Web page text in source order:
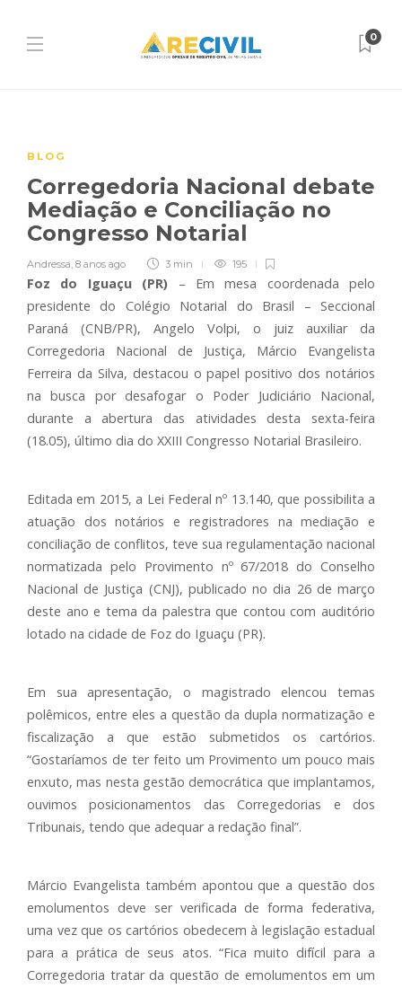
0
BLOG
Corregedoria Nacional debate
Mediação e Conciliação no
Congresso Notarial
Andressa, 8 anos ago 3 min 195
Foz do Iguaçu (PR) – Em mesa coordenada pelo
presidente do Colégio Notarial do Brasil – Seccional
Paraná (CNB/PR), Angelo Volpi, o juiz auxiliar da
Corregedoria Nacional de Justiça, Márcio Evangelista
Ferreira da Silva, destacou o papel positivo dos notários
na busca por desafogar o Poder Judiciário Nacional,
durante a abertura das atividades desta sexta-feira
(18.05), último dia do XXIII Congresso Notarial Brasileiro.
Editada em 2015, a Lei Federal nº 13.140, que possibilita a
atuação dos notários e registradores na mediação e
conciliação de conflitos, teve sua regulamentação nacional
normatizada pelo Provimento nº 67/2018 do Conselho
Nacional de Justiça (CNJ), publicado no dia 26 de março
deste ano e tema da palestra que contou com auditório
lotado na cidade de Foz do Iguaçu (PR).
Em sua apresentação, o magistrado elencou temas
polêmicos, entre eles a questão da dupla normatização e
fiscalização a que estão submetidos os cartórios.
“Gostaríamos de ter feito um Provimento um pouco mais
enxuto, mas nesta gestão democrática que implantamos,
ouvimos posicionamentos das Corregedorias e dos
Tribunais, tendo que adequar a redação final”.
Márcio Evangelista também apontou que a questão dos
emolumentos deve ser verificada de forma federativa,
uma vez que os cartórios obedecem à legislação estadual
para a prática de seus atos. “Fica muito difícil para a
Corregedoria tratar da questão de emolumentos em um